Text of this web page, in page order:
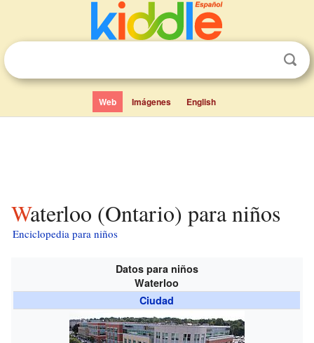
Web Imágenes English
Waterloo (Ontario) para niños
Enciclopedia para niños
Datos para niños
Waterloo
Ciudad